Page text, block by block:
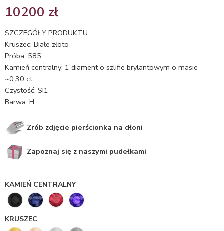
5.00 na 5
ocen
klientów
10200 zł
SZCZEGÓŁY PRODUKTU:
Kruszec: Białe złoto
Próba: 585
Kamień centralny: 1 diament o szlifie brylantowym o masie
~0.30 ct
Czystość: SI1
Barwa: H
Zrób zdjęcie pierścionka na dłoni
Zapoznaj się z naszymi pudełkami
KAMIEŃ CENTRALNY
KRUSZEC